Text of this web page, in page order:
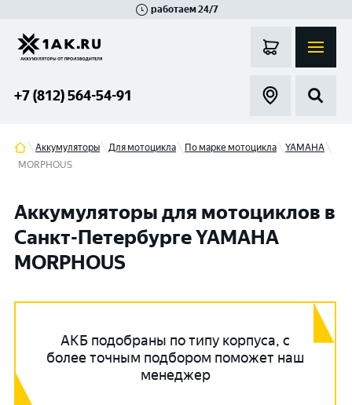
работаем 24/7
+7 (812) 564-54-91
Аккумуляторы Для мотоцикла По марке мотоцикла
YAMAHA
MORPHOUS
Аккумуляторы для мотоциклов в
Санкт-Петербурге YAMAHA
MORPHOUS
АКБ подобраны по типу корпуса, с
более точным подбором поможет наш
менеджер
Гатчина